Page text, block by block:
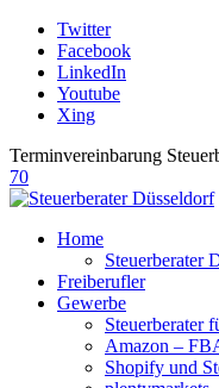
Twitter
Facebook
LinkedIn
Youtube
Xing
Terminvereinbarung
70
Home
Steuerberater
Freiberufler
Gewerbe
Steuerberater
Amazon –
Shopify und